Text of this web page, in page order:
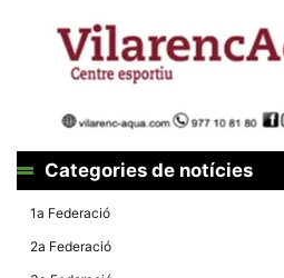
Categories de notícies
1a Federació
2a Federació